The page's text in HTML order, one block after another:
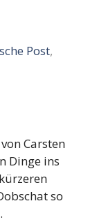
Post,
Carsten
Dinge ins
so
.